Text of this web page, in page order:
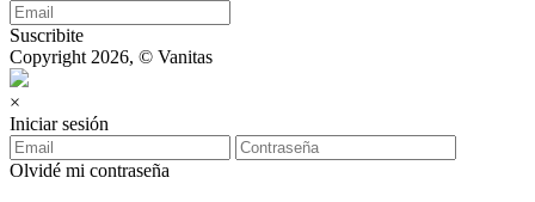
Suscribite
Copyright 2026, © Vanitas
×
Iniciar sesión
Olvidé mi contraseña